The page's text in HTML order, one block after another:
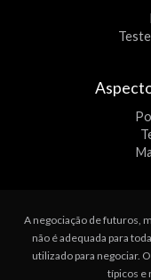
A negociação de futuros,
não é adequada para
utilizado para negociar.
típicos e